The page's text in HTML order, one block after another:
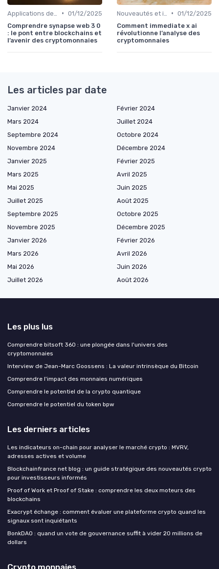
• 01/12/2025
Comprendre synapse web 3 0
: le pont entre blockchains et
l’avenir des cryptomonnaies
• 01/12/2025
Comment immediate x ai
révolutionne l’analyse des
cryptomonnaies
Les articles par date
Janvier 2024
Février 2024
Mars 2024
Juillet 2024
Septembre 2024
Octobre 2024
Novembre 2024
Décembre 2024
Janvier 2025
Février 2025
Mars 2025
Avril 2025
Mai 2025
Juin 2025
Juillet 2025
Août 2025
Septembre 2025
Octobre 2025
Novembre 2025
Décembre 2025
Janvier 2026
Février 2026
Mars 2026
Avril 2026
Mai 2026
Juin 2026
Juillet 2026
Août 2026
Les plus lus
Comprendre bitsoft 360 : une plongée dans l'univers des
cryptomonnaies
Interview de Jean-Marc Goossens : La valeur intrinsèque du Bitcoin
Comprendre l'impact des monnaies numériques
Comprendre le potentiel de la crypto quantique
Comprendre le potentiel du token bpw
Les derniers articles
Les indicateurs on-chain pour analyser le marché crypto : MVRV,
adresses actives et volume
Blockchainfrance net blog : un guide stratégique des nouveautés crypto
pour investisseurs informés
Proof of Work et Proof of Stake : comprendre les deux moteurs des
blockchains
Exacrypt échange : comment évaluer une plateforme crypto quand les
signaux sont inquiétants
BonkDAO : quand un vote de gouvernance suffit à vider 20 millions de
dollars
Crypto monnaies